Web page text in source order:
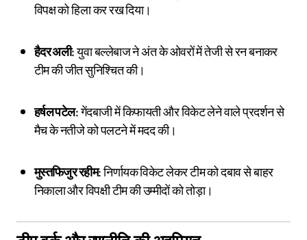
विपक्ष को हिला कर रख दिया।
हैदर अली: युवा बल्लेबाज ने अंत के ओवरों में तेजी से रन बनाकर
टीम की जीत सुनिश्चित की।
हर्षल पटेल: गेंदबाजी में किफायती और विकेट लेने वाले प्रदर्शन से
मैच के नतीजे को पलटने में मदद की।
मुस्तफिजुर रहीम: निर्णायक विकेट लेकर टीम को दबाव से बाहर
निकाला और विपक्षी टीम की उम्मीदों को तोड़ा।